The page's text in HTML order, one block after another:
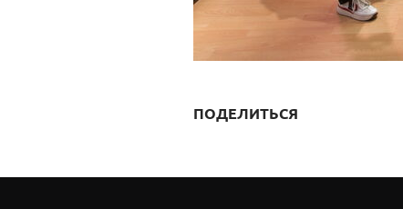
ПОДЕЛИТЬСЯ